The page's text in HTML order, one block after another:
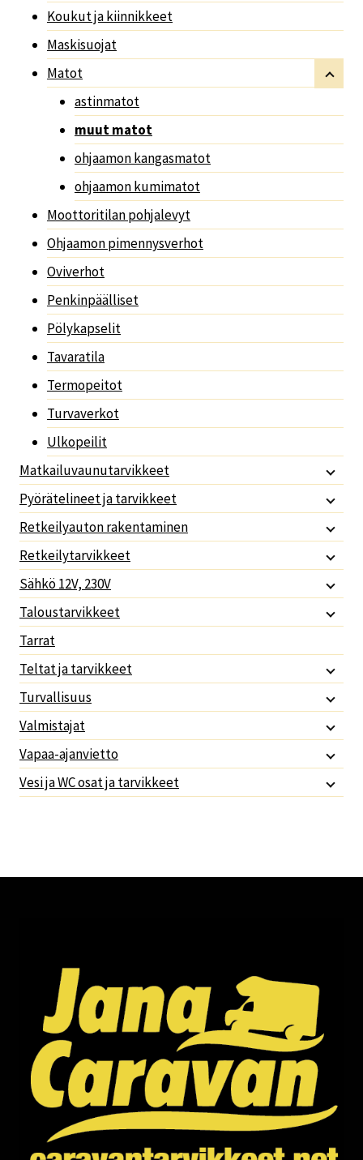
Koukut ja kiinnikkeet
Maskisuojat
Matot
astinmatot
muut matot
ohjaamon kangasmatot
ohjaamon kumimatot
Moottoritilan pohjalevyt
Ohjaamon pimennysverhot
Oviverhot
Penkinpäälliset
Pölykapselit
Tavaratila
Termopeitot
Turvaverkot
Ulkopeilit
Matkailuvaunutarvikkeet
Pyörätelineet ja tarvikkeet
Retkeilyauton rakentaminen
Retkeilytarvikkeet
Sähkö 12V, 230V
Taloustarvikkeet
Tarrat
Teltat ja tarvikkeet
Turvallisuus
Valmistajat
Vapaa-ajanvietto
Vesi ja WC osat ja tarvikkeet